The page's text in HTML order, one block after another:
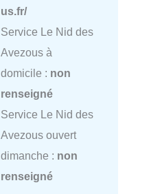
us.fr/
Service Le Nid des
Avezous à
domicile : non
renseigné
Service Le Nid des
Avezous ouvert
dimanche : non
renseigné